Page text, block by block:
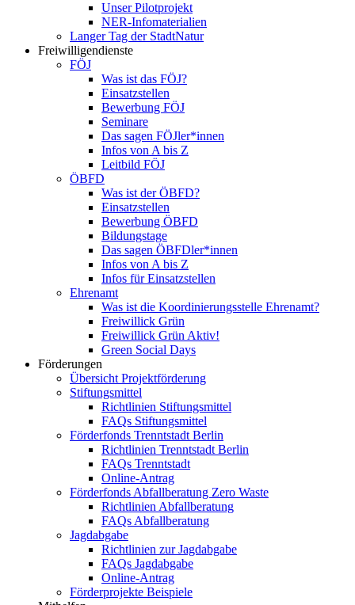
Unser Pilotprojekt
NER-Infomaterialien
Langer Tag der StadtNatur
Freiwilligendienste
FÖJ
Was ist das FÖJ?
Einsatzstellen
Bewerbung FÖJ
Seminare
Das sagen FÖJler*innen
Infos von A bis Z
Leitbild FÖJ
ÖBFD
Was ist der ÖBFD?
Einsatzstellen
Bewerbung ÖBFD
Bildungstage
Das sagen ÖBFDler*innen
Infos von A bis Z
Infos für Einsatzstellen
Ehrenamt
Was ist die Koordinierungsstelle Ehrenamt?
Freiwillick Grün
Freiwillick Grün Aktiv!
Green Social Days
Förderungen
Übersicht Projektförderung
Stiftungsmittel
Richtlinien Stiftungsmittel
FAQs Stiftungsmittel
Förderfonds Trenntstadt Berlin
Richtlinien Trenntstadt Berlin
FAQs Trenntstadt
Online-Antrag
Förderfonds Abfallberatung Zero Waste
Richtlinien Abfallberatung
FAQs Abfallberatung
Jagdabgabe
Richtlinien zur Jagdabgabe
FAQs Jagdabgabe
Online-Antrag
Förderprojekte Beispiele